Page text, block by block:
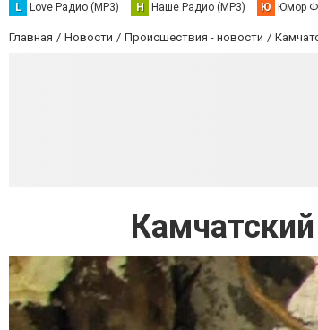
L Love Радио (MP3) Н Наше Радио (MP3) Ю Юмор
Главная Новости Происшествия - новости